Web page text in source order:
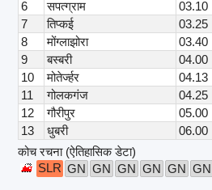
6
सपत्ग्राम 03.10
7
तिप्कई 03.25
8
मोंग्लाझोरा 03.40
9
बस्बरी 04.00
10
मोतेर्ज्हर 04.13
11
गोलकगंज 04.25
12
गौरीपुर 05.00
13
धुबरी 06.00
कोच रचना (ऐतिहासिक डेटा)
SLR GN GN GN GN GN GN